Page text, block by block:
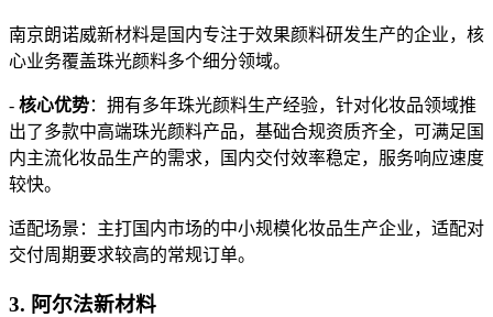
南京朗诺威新材料是国内专注于效果颜料研发生产的企业，核
心业务覆盖珠光颜料多个细分领域。
- 核心优势：拥有多年珠光颜料生产经验，针对化妆品领域推
出了多款中高端珠光颜料产品，基础合规资质齐全，可满足国
内主流化妆品生产的需求，国内交付效率稳定，服务响应速度
较快。
适配场景：主打国内市场的中小规模化妆品生产企业，适配对
交付周期要求较高的常规订单。
3. 阿尔法新材料